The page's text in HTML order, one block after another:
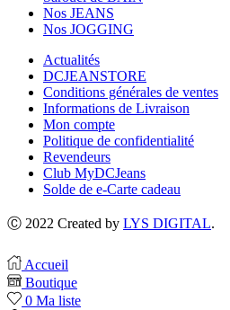
Nos JEANS
Nos JOGGING
Actualités
DCJEANSTORE
Conditions générales de ventes
Informations de Livraison
Mon compte
Politique de confidentialité
Revendeurs
Club MyDCJeans
Solde de e-Carte cadeau
Ⓒ 2022 Created by LYS DIGITAL.
Accueil
Boutique
0 Ma liste